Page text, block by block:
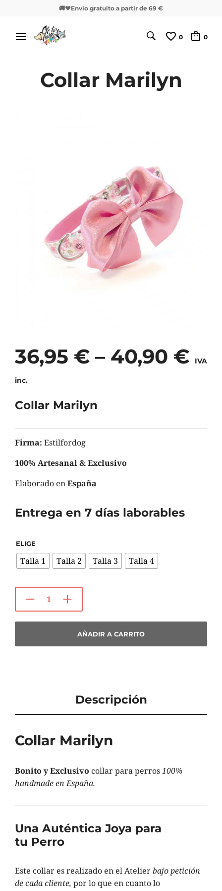
🚚❤️Envío gratuito a partir de 69 €
0 0
Collar Marilyn
36,95 € – 40,90 € IVA
inc.
Collar Marilyn
Firma: Estilfordog
100% Artesanal & Exclusivo
Elaborado enEspaña
Entrega en 7 días laborables
ELIGE
Talla 1 Talla 2 Talla 3 Talla 4
AÑADIR A CARRITO
Descripción
Collar Marilyn
Bonito y Exclusivo collar para perros100%
handmade en España.
Una Auténtica Joya para
tu Perro
Este collar es realizadoen el Atelierbajo petición
de cada cliente, por lo que en cuanto lo